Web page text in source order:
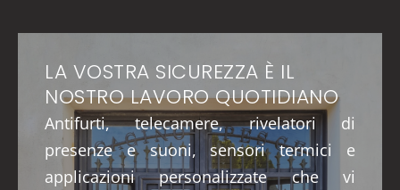
LA VOSTRA SICUREZZA È IL
NOSTRO LAVORO QUOTIDIANO
Antifurti, telecamere, rivelatori di
presenze e suoni, sensori termici e
applicazioni personalizzate che vi